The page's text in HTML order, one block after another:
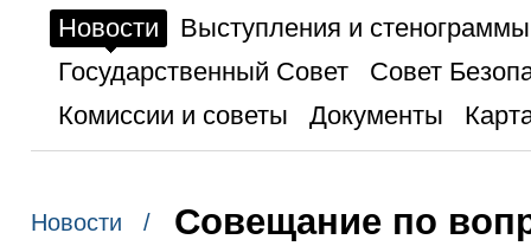
Новости
Выступления и стенограммы
Государственный Совет
Совет
Комиссии и советы
Документы
Новости /
Совещание по